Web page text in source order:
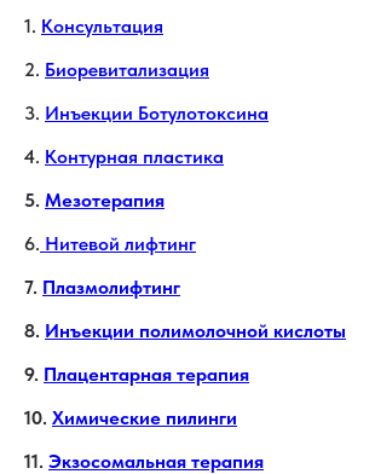
1. Консультация
2. Биоревитализация
3. Инъекции Ботулотоксина
4. Контурная пластика
5. Мезотерапия
6. Нитевой лифтинг
7. Плазмолифтинг
8. Инъекции полимолочной кислоты
9. Плацентарная терапия
10. Химические пилинги
11. Экзосомальная терапия